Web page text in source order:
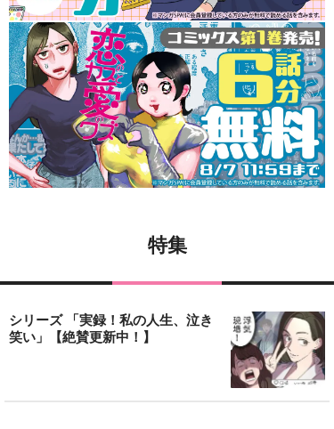
特集
シリーズ 「実録！私の人生、泣き
笑い」【絶賛更新中！】